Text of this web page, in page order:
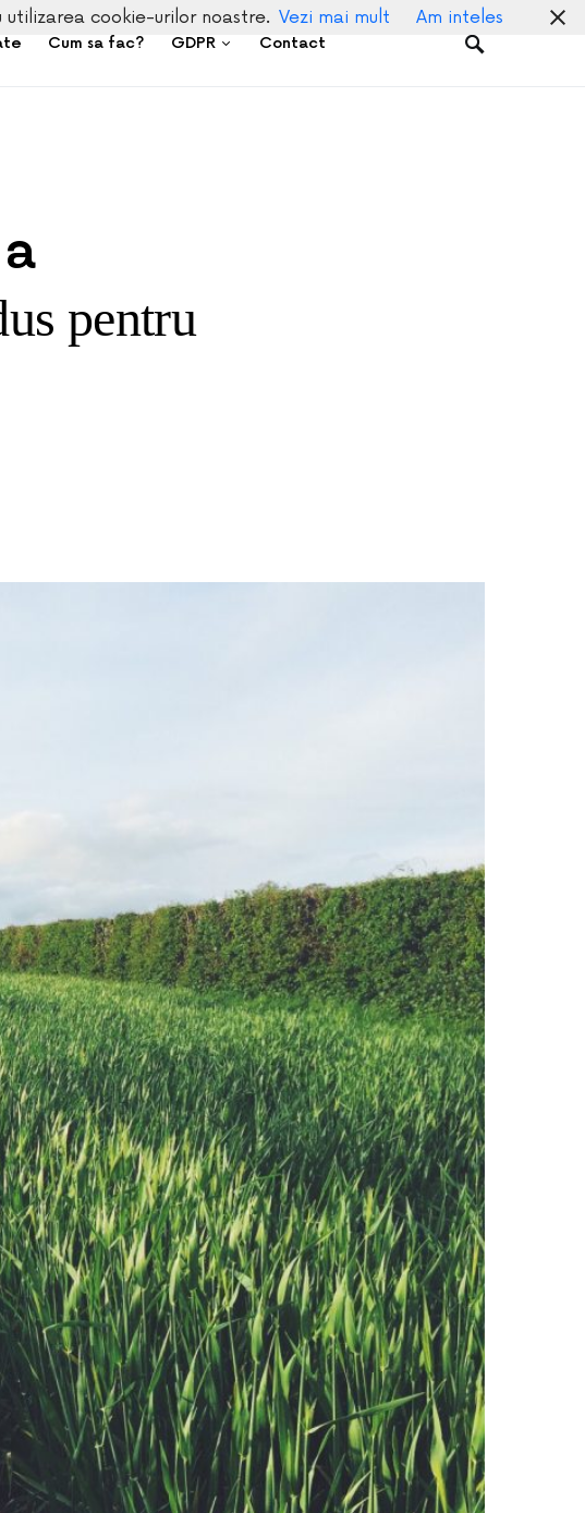
Cum sa fac? GDPR Contact
pentru
cookie-urilor noastre. Vezi mai mult Am inteles